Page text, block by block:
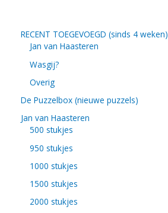
RECENT TOEGEVOEGD (sinds 4 weken)
Jan van Haasteren
Wasgij?
Overig
De Puzzelbox (nieuwe puzzels)
Jan van Haasteren
500 stukjes
950 stukjes
1000 stukjes
1500 stukjes
2000 stukjes